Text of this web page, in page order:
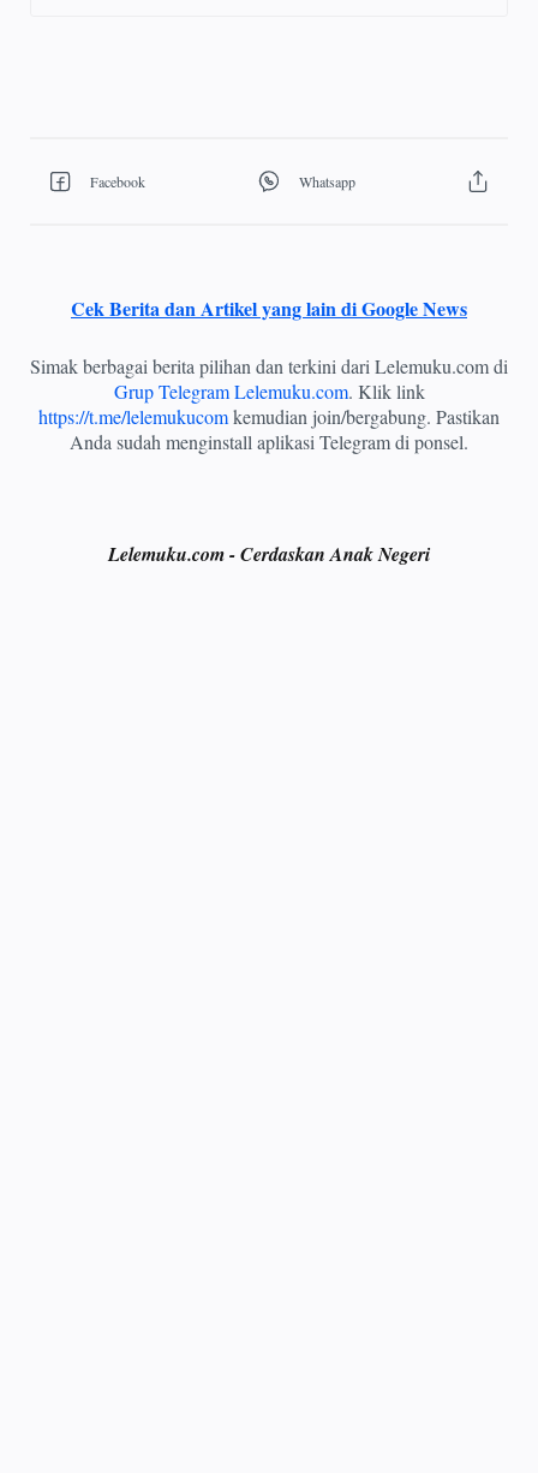
Cek Berita dan Artikel yang lain di Google News
Simak berbagai berita pilihan dan terkini dari Lelemuku.com di
Grup Telegram Lelemuku.com. Klik link
https://t.me/lelemukucomkemudian join/bergabung. Pastikan
Anda sudah menginstall aplikasi Telegram di ponsel.
Lelemuku.com - Cerdaskan Anak Negeri